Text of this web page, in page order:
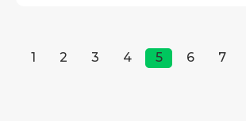
1 2 3 4 5 6 7